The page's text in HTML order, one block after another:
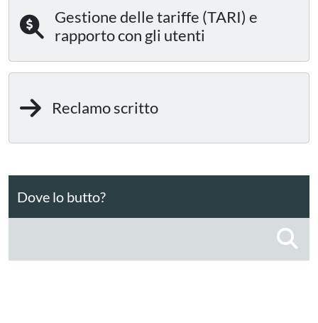
Gestione delle tariffe (TARI) e
rapporto con gli utenti
Reclamo scritto
Dove lo butto?